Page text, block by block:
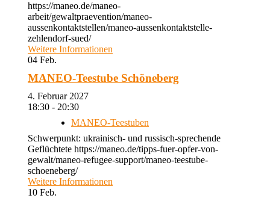
https://maneo.de/maneo-
arbeit/gewaltpraevention/maneo-
aussenkontaktstellen/maneo-aussenkontaktstelle-
zehlendorf-sued/
Weitere Informationen
04 Feb.
MANEO-Teestube Schöneberg
4. Februar 2027
18:30 - 20:30
MANEO-Teestuben
Schwerpunkt: ukrainisch- und russisch-sprechende
Geflüchtete https://maneo.de/tipps-fuer-opfer-von-
gewalt/maneo-refugee-support/maneo-teestube-
schoeneberg/
Weitere Informationen
10 Feb.